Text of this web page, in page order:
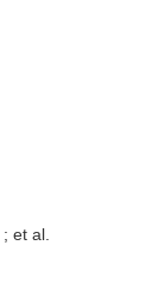
; et al.